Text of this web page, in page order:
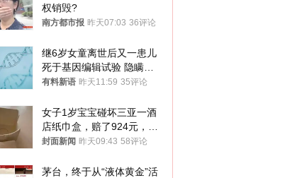
权销毁?
南方都市报 昨天07:03 36评论
继6岁女童离世后又一患儿
死于基因编辑试验 隐瞒一
年才对外披露
有料新语 昨天11:59 35评论
女子1岁宝宝碰坏三亚一酒
店纸巾盒，赔了924元，发
帖吐槽后酒店退还一半的
封面新闻 昨天09:43 58评论
茅台，终于从“液体黄金”活